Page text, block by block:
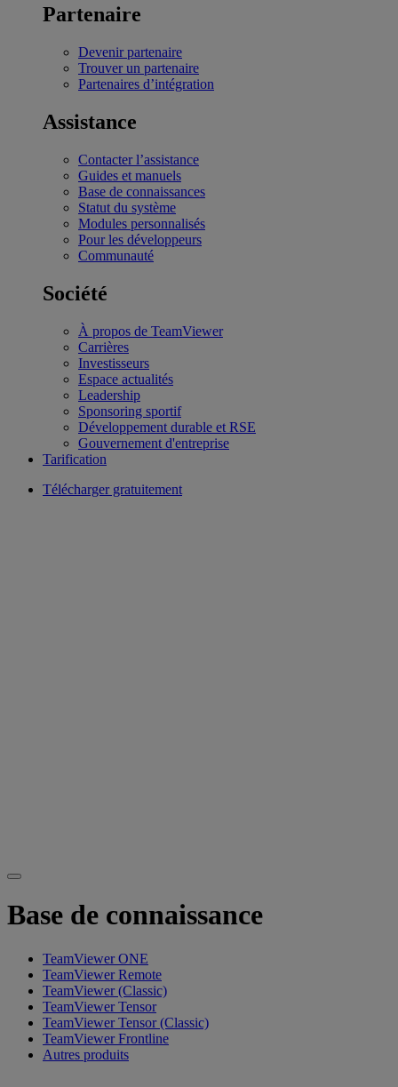
Partenaire
Devenir partenaire
Trouver un partenaire
Partenaires d’intégration
Assistance
Contacter l’assistance
Guides et manuels
Base de connaissances
Statut du système
Modules personnalisés
Pour les développeurs
Communauté
Société
À propos de TeamViewer
Carrières
Investisseurs
Espace actualités
Leadership
Sponsoring sportif
Développement durable et RSE
Gouvernement d'entreprise
Tarification
Télécharger gratuitement
Base de connaissance
TeamViewer ONE
TeamViewer Remote
TeamViewer (Classic)
TeamViewer Tensor
TeamViewer Tensor (Classic)
TeamViewer Frontline
Autres produits